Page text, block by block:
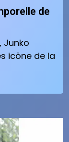
de
Junko
icône de la